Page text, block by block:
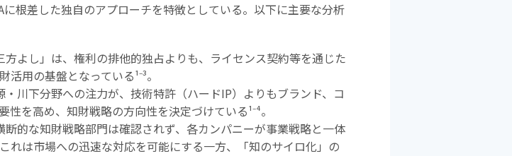
に根差した独自のアプローチを特徴としている。以下に主要な分析
方よし」は、権利の排他的独占よりも、ライセンス契約等を通じた
活用の基盤となっている¹⁻³。
・川下分野への注力が、技術特許（ハードIP）よりもブランド、コ
性を高め、知財戦略の方向性を決定づけている¹⁻⁴。
断的な知財戦略部門は確認されず、各カンパニーが事業戦略と一体
れは市場への迅速な対応を可能にする一方、「知のサイロ化」の